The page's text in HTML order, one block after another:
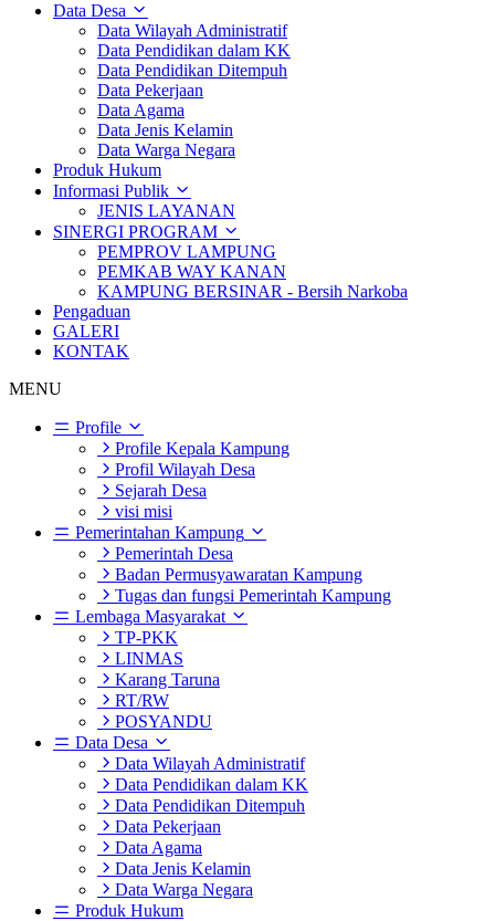
Data Desa
Data Wilayah Administratif
Data Pendidikan dalam KK
Data Pendidikan Ditempuh
Data Pekerjaan
Data Agama
Data Jenis Kelamin
Data Warga Negara
Produk Hukum
Informasi Publik
JENIS LAYANAN
SINERGI PROGRAM
PEMPROV LAMPUNG
PEMKAB WAY KANAN
KAMPUNG BERSINAR - Bersih Narkoba
Pengaduan
GALERI
KONTAK
MENU
Profile
Profile Kepala Kampung
Profil Wilayah Desa
Sejarah Desa
visi misi
Pemerintahan Kampung
Pemerintah Desa
Badan Permusyawaratan Kampung
Tugas dan fungsi Pemerintah Kampung
Lembaga Masyarakat
TP-PKK
LINMAS
Karang Taruna
RT/RW
POSYANDU
Data Desa
Data Wilayah Administratif
Data Pendidikan dalam KK
Data Pendidikan Ditempuh
Data Pekerjaan
Data Agama
Data Jenis Kelamin
Data Warga Negara
Produk Hukum